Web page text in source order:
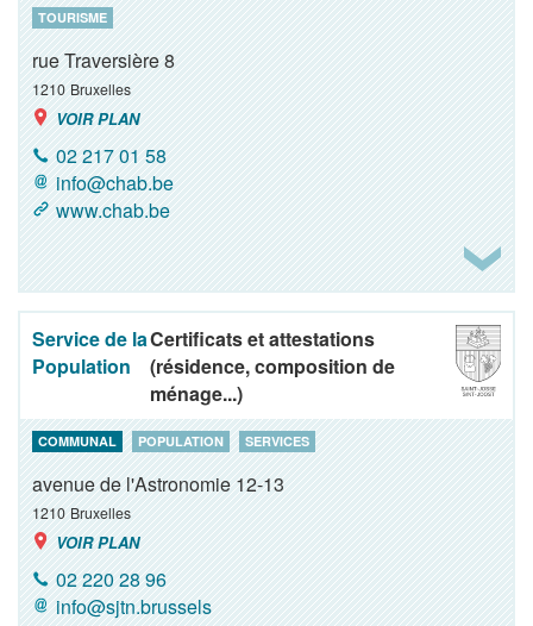
TOURISME
rue Traversière 8
1210 Bruxelles
VOIR PLAN
02 217 01 58
info@chab.be
www.chab.be
Service de la
Population
Certificats et attestations
(résidence, composition de
ménage...)
COMMUNAL POPULATION SERVICES
avenue de l'Astronomie 12-13
1210 Bruxelles
VOIR PLAN
02 220 28 96
info@sjtn.brussels